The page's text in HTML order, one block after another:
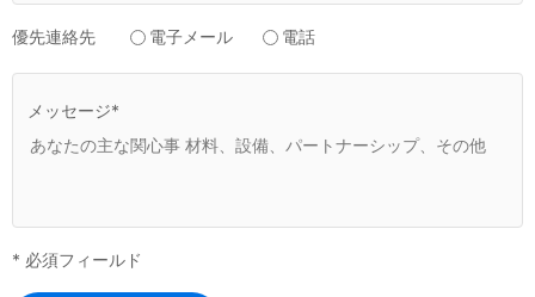
優先連絡先 電子メール 電話
メッセージ*
* 必須フィールド